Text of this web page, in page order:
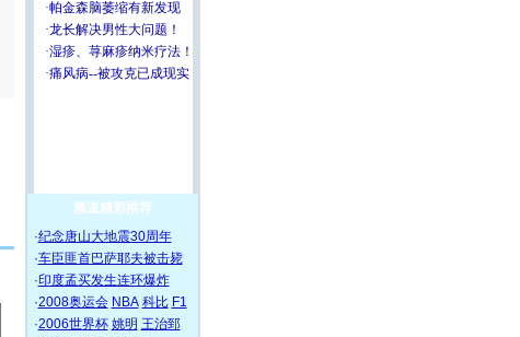
频道精彩推荐
·纪念唐山大地震30周年
·车臣匪首巴萨耶夫被击毙
·印度孟买发生连环爆炸
·2008奥运会 NBA 科比 F1
·2006世界杯 姚明 王治郅